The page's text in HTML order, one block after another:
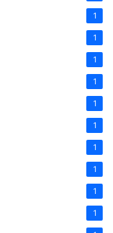
1
1
1
1
1
1
1
1
1
1